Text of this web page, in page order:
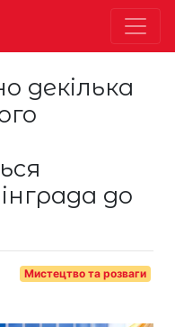
декілька
до
Мистецтво та розваги